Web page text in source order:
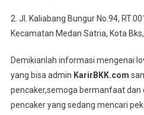
2. Jl. Kaliabang Bungur No.94,
Kecamatan Medan Satria, Kota
Demikianlah informasi mengenai
yang bisa admin KarirBKK.com
pencaker,semoga bermanfaat
pencaker yang sedang mencari